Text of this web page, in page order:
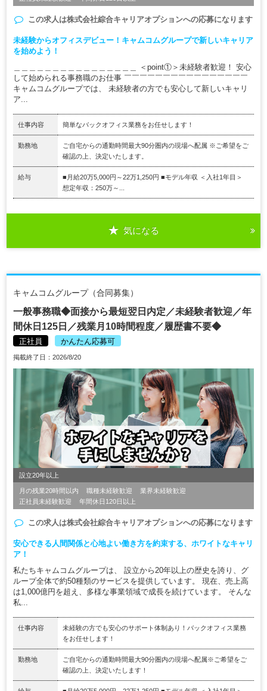
この求人は株式会社綜合キャリアオプションへの応募になります
未経験からオフィスデビュー！キャムコムグループで新しいキャリア
を始めよう！
＿＿＿＿＿＿＿＿＿＿＿＿＿＿＿＿ ＜point①＞未経験者歓迎！ 安心
して始められる事務職のお仕事 ￣￣￣￣￣￣￣￣￣￣￣￣￣￣￣￣
キャムコムグループでは、 未経験者の方でも安心して新しいキャリ
ア...
仕事内容 簡単なバックオフィス業務をお任せします！
勤務地
ご自宅からの通勤時間最大90分圏内の現場へ配属 ※ご希望をご
確認の上、決定いたします。
給与
■月給20万5,000円～22万1,250円 ■モデル年収 ＜入社1年目＞
想定年収：250万～...
気になる
キャムコムグループ（合同募集）
一般事務職◆面接から最短翌日内定／未経験者歓迎／年
間休日125日／残業月10時間程度／履歴書不要◆
正社員 かんたん応募可
掲載終了日：2026/8/20
設立20年以上
月の残業20時間以内 職種未経験歓迎
業界未経験歓迎
正社員未経験歓迎
年間休日120日以上
この求人は株式会社綜合キャリアオプションへの応募になります
安心できる人間関係と心地よい働き方を約束する、ホワイトなキャリ
ア！
私たちキャムコムグループは、 設立から20年以上の歴史を誇り、グ
ループ全体で約50種類のサービスを提供しています。 現在、売上高
は1,000億円を超え、多様な事業領域で成長を続けています。 そんな
私...
仕事内容
未経験の方でも安心のサポート体制あり！バックオフィス業務
をお任せします！
勤務地
ご自宅からの通勤時間最大90分圏内の現場へ配属※ご希望をご
確認の上、決定いたします！